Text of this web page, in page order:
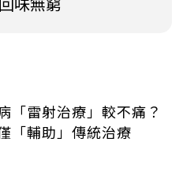
「雷射治療」較不痛？
「輔助」傳統治療